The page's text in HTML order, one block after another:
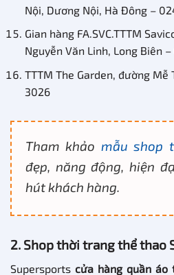
Nội, Dương Nội, Hà Đông –
Gian hàng FA.SVC.TTTM
Nguyễn Văn Linh, Long Biên
TTTM The Garden, đường Mễ
3026
Tham khảo mẫu shop
đẹp, năng động, hiện
hút khách hàng.
2. Shop thời trang thể thao
Supersportscửa hàng quần áo